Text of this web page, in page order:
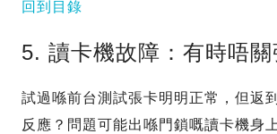
回到目錄
5. 讀卡機故障：有時唔關
試過喺前台測試張卡明明正常，但返
反應？問題可能出喺門鎖嘅讀卡機身